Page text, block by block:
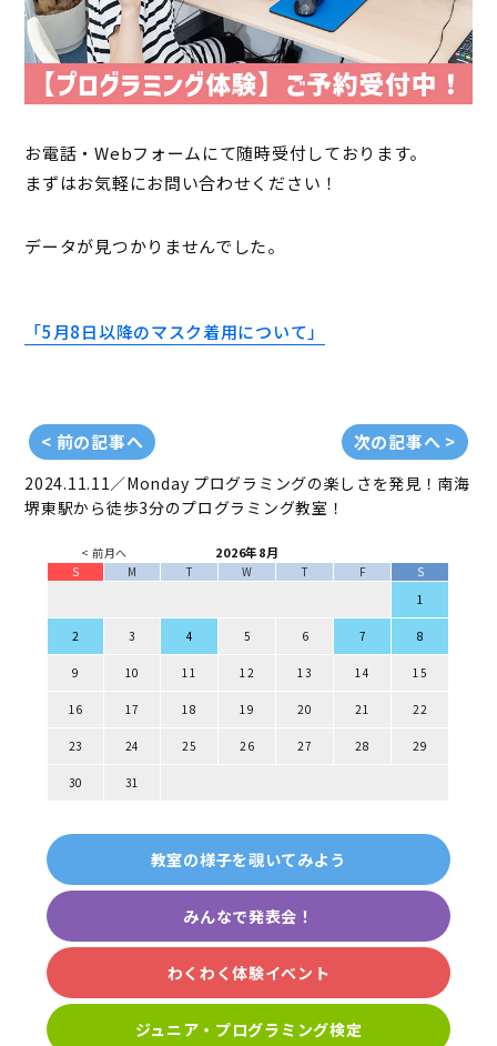
お電話・Webフォームにて随時受付しております。
まずはお気軽にお問い合わせください！
データが見つかりませんでした。
「5月8日以降のマスク着用について」
< 前の記事へ 次の記事へ >
2024.11.11／Monday プログラミングの楽しさを発見！南海
堺東駅から徒歩3分のプログラミング教室！
< 前月へ 2026年8月
S M T W T F
S
1
2 3 4 5 6 7 8
9 10 11 12 13 14 15
16 17 18 19 20 21 22
23 24 25 26 27 28 29
30 31
教室の様子を覗いてみよう
みんなで発表会！
わくわく体験イベント
ジュニア・プログラミング検定